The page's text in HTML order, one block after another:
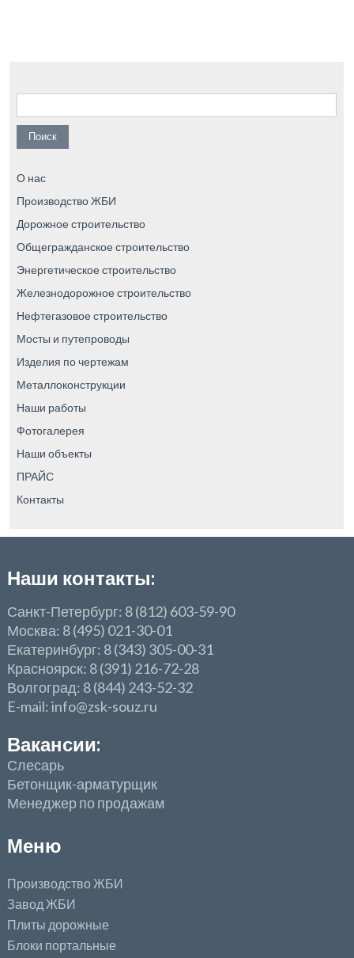
Найти:
О нас
Производство ЖБИ
Дорожное строительство
Общегражданское строительство
Энергетическое строительство
Железнодорожное строительство
Нефтегазовое строительство
Мосты и путепроводы
Изделия по чертежам
Металлоконструкции
Наши работы
Фотогалерея
Наши объекты
ПРАЙС
Контакты
Наши контакты:
Санкт-Петербург: 8 (812) 603-59-90
Москва: 8 (495) 021-30-01
Екатеринбург: 8 (343) 305-00-31
Красноярск: 8 (391) 216-72-28
Волгоград: 8 (844) 243-52-32
E-mail: info@zsk-souz.ru
Вакансии:
Слесарь
Бетонщик-арматурщик
Менеджер по продажам
Меню
Производство ЖБИ
Завод ЖБИ
Плиты дорожные
Блоки портальные